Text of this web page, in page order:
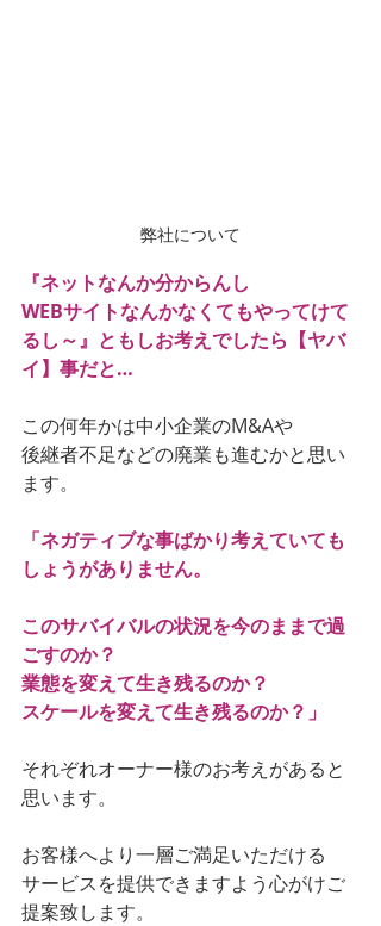
弊社について
『ネットなんか分からんし
WEBサイトなんかなくてもやってけて
るし～』ともしお考えでしたら【ヤバ
イ】事だと…
この何年かは中小企業のM&Aや
後継者不足などの廃業も進むかと思い
ます。
「ネガティブな事ばかり考えていても
しょうがありません。
このサバイバルの状況を今のままで過
ごすのか？
業態を変えて生き残るのか？
スケールを変えて生き残るのか？」
それぞれオーナー様のお考えがあると
思います。
お客様へより一層ご満足いただける
サービスを提供できますよう心がけご
提案致します。